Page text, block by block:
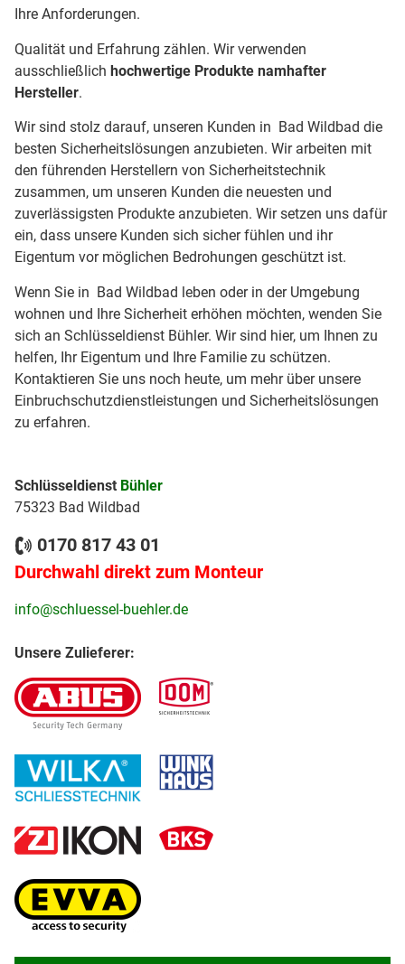
Ihre Anforderungen.
Qualität und Erfahrung zählen. Wir verwenden
ausschließlich hochwertige Produkte namhafter
Hersteller.
Wir sind stolz darauf, unseren Kunden in Bad Wildbad die
besten Sicherheitslösungen anzubieten. Wir arbeiten mit
den führenden Herstellern von Sicherheitstechnik
zusammen, um unseren Kunden die neuesten und
zuverlässigsten Produkte anzubieten. Wir setzen uns dafür
ein, dass unsere Kunden sich sicher fühlen und ihr
Eigentum vor möglichen Bedrohungen geschützt ist.
Wenn Sie in Bad Wildbad leben oder in der Umgebung
wohnen und Ihre Sicherheit erhöhen möchten, wenden Sie
sich an Schlüsseldienst Bühler. Wir sind hier, um Ihnen zu
helfen, Ihr Eigentum und Ihre Familie zu schützen.
Kontaktieren Sie uns noch heute, um mehr über unsere
Einbruchschutzdienstleistungen und Sicherheitslösungen
zu erfahren.
Schlüsseldienst Bühler
75323 Bad Wildbad
0170 817 43 01
Durchwahl direkt zum Monteur
info@schluessel-buehler.de
Unsere Zulieferer: